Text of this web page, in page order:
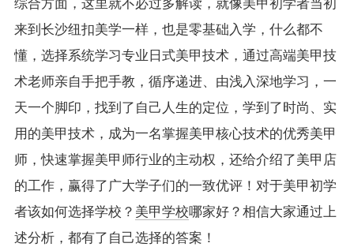
综合方面，这里就不必过多解读，就像美甲初学者当初
来到长沙纽扣美学一样，也是零基础入学，什么都不
懂，选择系统学习专业日式美甲技术，通过高端美甲技
术老师亲自手把手教，循序递进、由浅入深地学习，一
天一个脚印，找到了自己人生的定位，学到了时尚、实
用的美甲技术，成为一名掌握美甲核心技术的优秀美甲
师，快速掌握美甲师行业的主动权，还给介绍了美甲店
的工作，赢得了广大学子们的一致优评！对于美甲初学
者该如何选择学校？ 美甲学校哪家好？相信大家通过上
述分析，都有了自己选择的答案！